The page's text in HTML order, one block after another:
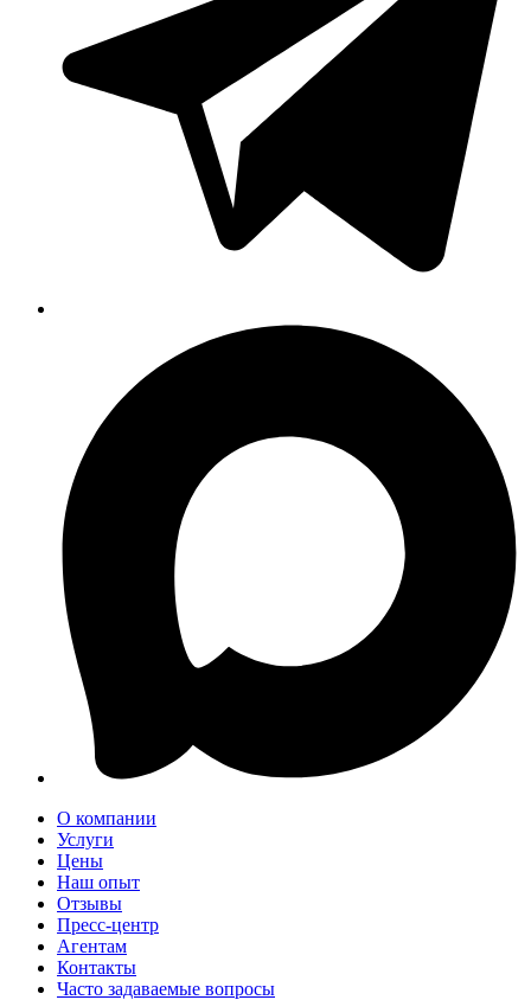
О компании
Услуги
Цены
Наш опыт
Отзывы
Пресс-центр
Агентам
Контакты
Часто задаваемые вопросы